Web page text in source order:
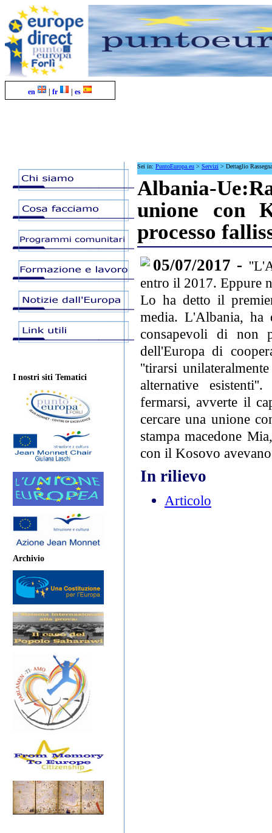
en | fr | es
I nostri siti Tematici
Archivio
Sei in: PuntoEuropa.eu > Servizi > Dettaglio
Albania-
unione con
processo
05/07/2017 -
entro il 2017. Eppure
Lo ha detto il
media. L'Albania,
consapevoli di non
dell'Europa di
''tirarsi
alternative
fermarsi, avverte il
cercare una unione
stampa macedone
con il Kosovo
In rilievo
Articolo